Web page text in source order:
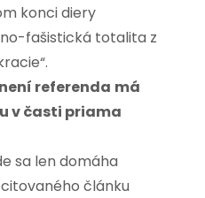
konci diery
fašistická totalita z
referenda má
v časti priama
sa len domáha
článku